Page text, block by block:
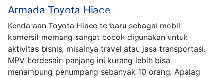
Armada Toyota Hiace
Kendaraan Toyota Hiace terbaru sebagai mobil
komersil memang sangat cocok digunakan untuk
aktivitas bisnis, misalnya travel atau jasa transportasi.
MPV berdesain panjang ini kurang lebih bisa
menampung penumpang sebanyak 10 orang. Apalagi